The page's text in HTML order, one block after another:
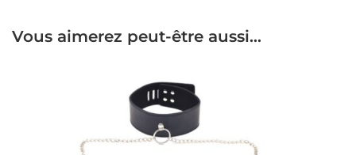
Vous aimerez peut-être aussi…